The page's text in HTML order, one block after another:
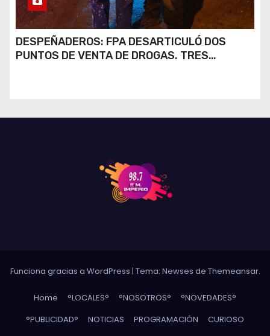
DESPEÑADEROS: FPA DESARTICULÓ DOS
PUNTOS DE VENTA DE DROGAS. TRES
Funciona gracias a WordPress | Tema: Newses de Themeansar.
Home °LOCALES° °NOSOTROS°
°NOVEDADES°
°PUBLICIDAD°
NOTICIAS PROGRAMACIÓN
CURIOSO